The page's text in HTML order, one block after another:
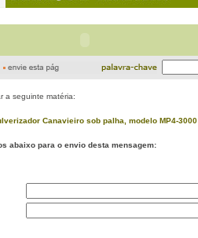
a seguinte matéria:
Canavieiro sob palha, modelo MP4-3000
abaixo para o envio desta mensagem: